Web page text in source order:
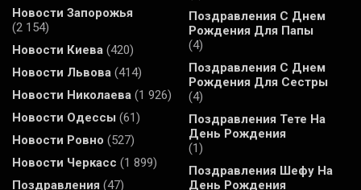
Новости Запорожья
(2 154)
Новости Киева (420)
Новости Львова (414)
Новости Николаева (1 926)
Новости Одессы (61)
Новости Ровно (527)
Новости Черкасс (1 899)
Поздравления (47)
Поздравления С Днем
Рождения Для Папы
(4)
Поздравления С Днем
Рождения Для Сестры
(4)
Поздравления Тете На
День Рождения
(1)
Поздравления Шефу На
День Рождения